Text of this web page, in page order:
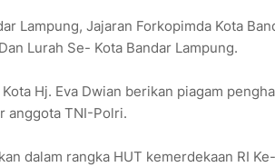
Lampung, Jajaran Forkopimda Kota
Lurah Se- Kota Bandar Lampung.
Hj. Eva Dwian berikan piagam
anggota TNI-Polri.
dalam rangka HUT kemerdekaan RI